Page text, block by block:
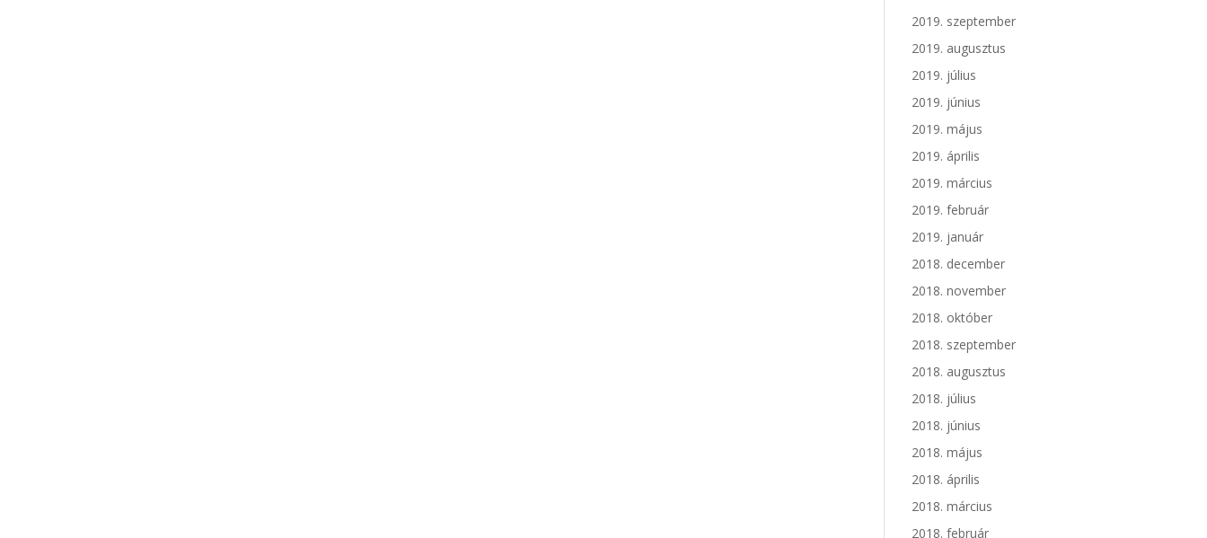
2019. szeptember
2019. augusztus
2019. július
2019. június
2019. május
2019. április
2019. március
2019. február
2019. január
2018. december
2018. november
2018. október
2018. szeptember
2018. augusztus
2018. július
2018. június
2018. május
2018. április
2018. március
2018. február